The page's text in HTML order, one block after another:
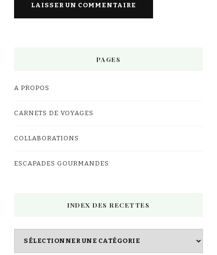
PAGES
A PROPOS
CARNETS DE VOYAGES
COLLABORATIONS
ESCAPADES GOURMANDES
INDEX DES RECETTES
Index